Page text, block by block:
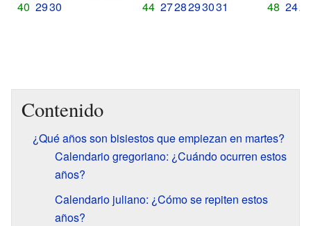
40 2930
44 2728293031
48 2425
Contenido
¿Qué años son bisiestos que empiezan en martes?
Calendario gregoriano: ¿Cuándo ocurren estos
años?
Calendario juliano: ¿Cómo se repiten estos
años?